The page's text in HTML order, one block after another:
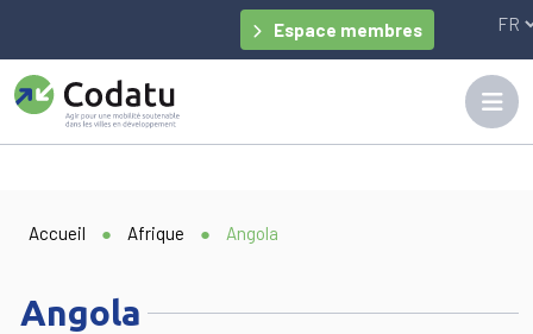
Espace membres
Accueil ● Afrique ● Angola
Angola
Panneau de gestion des cookies